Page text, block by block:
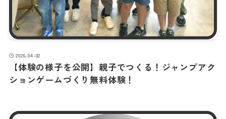
【体験の様子を公開】親子でつくる！ジャンプアク
ションゲームづくり無料体験！
2026-04-02